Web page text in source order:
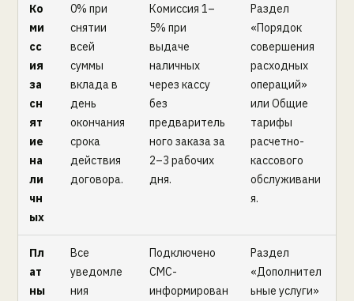
Ко
ми
сс
ия
за
сн
ят
ие
на
ли
чн
ых
0% при
снятии
всей
суммы
вклада в
день
окончания
срока
действия
договора.
Комиссия 1–
5% при
выдаче
наличных
через кассу
без
предваритель
ного заказа за
2–3 рабочих
дня.
Раздел
«Порядок
совершения
расходных
операций»
или Общие
тарифы
расчетно-
кассового
обслуживани
я.
Пл
ат
ны
Все
уведомле
ния
Подключено
СМС-
информирован
Раздел
«Дополнител
ьные услуги»